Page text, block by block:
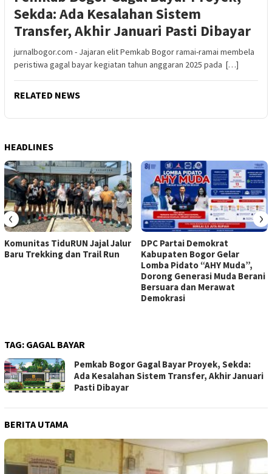
Sekda: Ada Kesalahan Sistem
Transfer, Akhir Januari Pasti Dibayar
jurnalbogor.com - Jajaran elit Pemkab Bogor ramai-ramai membela
peristiwa gagal bayar kegiatan tahun anggaran 2025 pada […]
RELATED NEWS
HEADLINES
Komunitas TiduRUN Jajal Jalur
Baru Trekking dan Trail Run
DPC Partai Demokrat
Kabupaten Bogor Gelar
Lomba Pidato “AHY Muda”,
Dorong Generasi Muda Berani
Bersuara dan Merawat
Demokrasi
‹ ›
TAG: GAGAL BAYAR
Pemkab Bogor Gagal Bayar Proyek, Sekda:
Ada Kesalahan Sistem Transfer, Akhir Januari
Pasti Dibayar
BERITA UTAMA